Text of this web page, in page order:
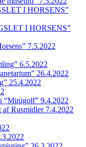
I HORSENS”
I HORSENS”
7.5.2022
6.5.2022
26.4.2022
25.4.2022
“Minigolf” 9.4.2022
Rusmidler 7.4.2022